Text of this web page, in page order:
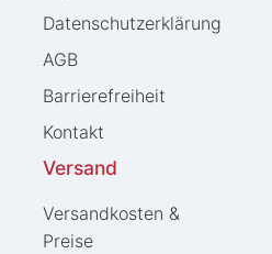
Daten­schutz­erklärung
AGB
Barrierefreiheit
Kontakt
Versand
Versandkosten &
Preise